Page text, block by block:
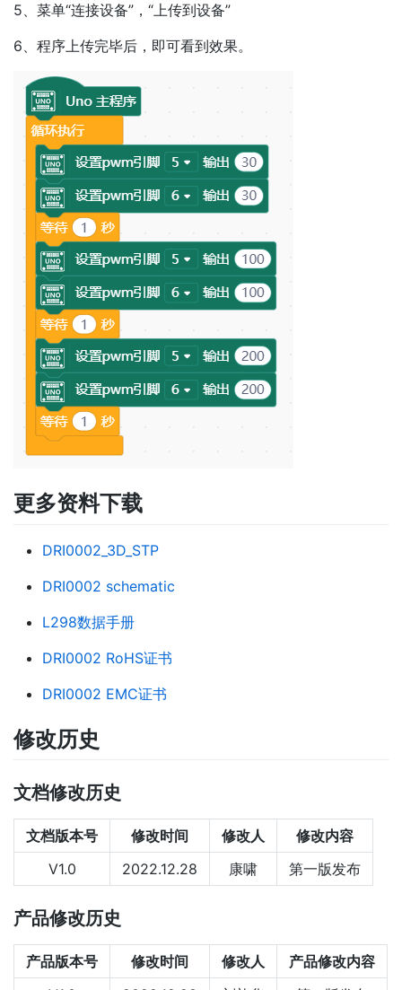
5、菜单“连接设备”，“上传到设备”
6、程序上传完毕后，即可看到效果。
更多资料下载
DRI0002_3D_STP
DRI0002 schematic
L298数据手册
DRI0002 RoHS证书
DRI0002 EMC证书
修改历史
文档修改历史
文档版本号 修改时间 修改人
修改内容
V1.0
2022.12.28 康啸 第一版发布
产品修改历史
产品版本号 修改时间 修改人
产品修改内容